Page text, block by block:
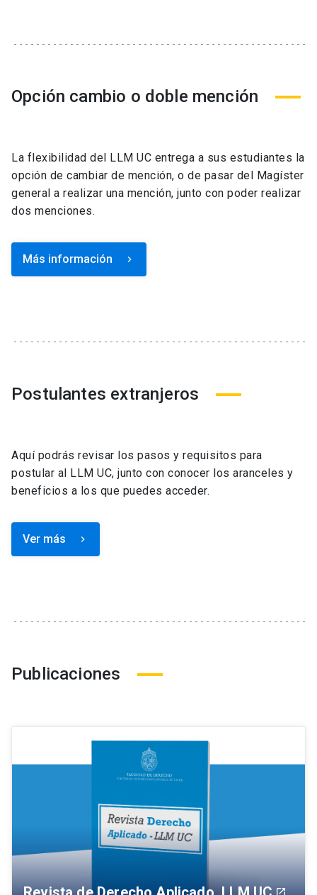
Opción cambio o doble mención
La flexibilidad del LLM UC entrega a sus estudiantes la
opción de cambiar de mención, o de pasar del Magíster
general a realizar una mención, junto con poder realizar
dos menciones.
Más información keyboard_arrow_right
Postulantes extranjeros
Aquí podrás revisar los pasos y requisitos para
postular al LLM UC, junto con conocer los aranceles y
beneficios a los que puedes acceder.
Ver más keyboard_arrow_right
Publicaciones
launch